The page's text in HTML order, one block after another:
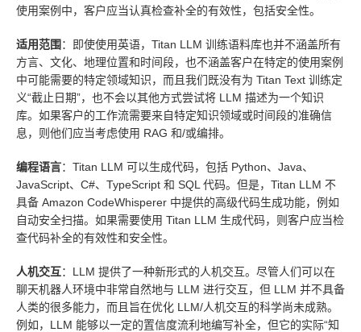
使用案例中，客户应当认真检查补全的有效性，包括安全性。
适用范围 ：即使使用英语，Titan LLM 训练语料库也并不涵盖所有
方言、文化、地理位置和时间段，也不涵盖客户在特定的使用案例
中可能需要的特定领域知识，而且我们既没有为 Titan Text 训练定
义“截止日期”，也不会以其他方式尝试将 LLM 描述为一个知识
库。如果客户的工作流需要来自特定知识领域或时间段的准确信
息，则他们应当考虑使用 RAG 和/或编排。
编程语言：Titan LLM 可以生成代码，包括 Python、Java、
JavaScript、C#、TypeScript 和 SQL 代码。但是，Titan LLM 不
具备 Amazon CodeWhisperer 中提供的高级代码生成功能，例如
自动安全扫描。如果需要使用 Titan LLM 生成代码，则客户应当检
查代码补全的有效性和安全性。
人机交互：LLM 提供了一种新形式的人机交互。尽管人们可以在
聊天机器人环境中非常自然地与 LLM 进行交互，但 LLM 并不具备
人类的很多能力，而且旨在优化 LLM/人机交互的科学尚未成熟。
例如，LLM 能够以一定的置信度流利地编写补全，但它的实际“知